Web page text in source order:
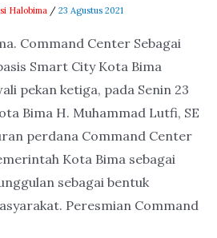
Halobima / 23 Agustus 2021
Command Center Sebagai
Smart City Kota Bima
pekan ketiga, pada Senin 23
Bima H. Muhammad Lutfi, SE
perdana Command Center
Kota Bima sebagai
sebagai bentuk
Peresmian Command